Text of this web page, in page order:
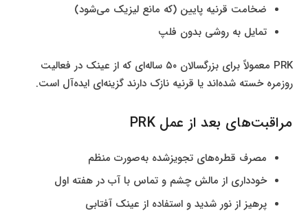
ضخامت قرنیه پایین (که مانع لیزیک می‌شود)
تمایل به روشی بدون فلپ
PRK معمولاً برای بزرگسالان ۵۰ ساله‌ای که از عینک در فعالیت
روزمره خسته شده‌اند یا قرنیه نازک دارند گزینه‌ای ایده‌آل است.
مراقبت‌های بعد از عمل PRK
مصرف قطره‌های تجویز‌شده به‌صورت منظم
خودداری از مالش چشم و تماس با آب در هفته اول
پرهیز از نور شدید و استفاده از عینک آفتابی